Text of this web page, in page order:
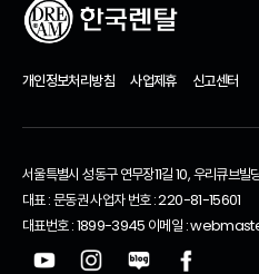
개인정보처리방침 사업제휴 신고센터
서울특별시 성동구 연무장11길 10, 우리큐브빌
대표 : 문동권 사업자 번호 : 220-81-15601
대표번호 : 1899-3945 이메일 :